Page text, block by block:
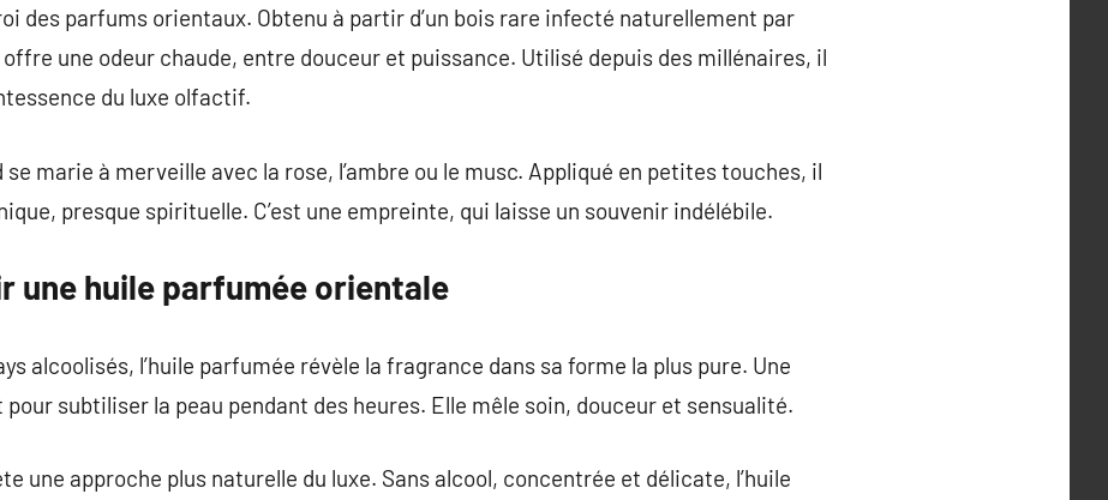
des parfums orientaux. Obtenu à partir d’un bois rare infecté naturellement par
une odeur chaude, entre douceur et puissance. Utilisé depuis des millénaires, il
du luxe olfactif.
marie à merveille avec la rose, l’ambre ou le musc. Appliqué en petites touches, il
presque spirituelle. C’est une empreinte, qui laisse un souvenir indélébile.
une huile parfumée orientale
alcoolisés, l’huile parfumée révèle la fragrance dans sa forme la plus pure. Une
subtiliser la peau pendant des heures. Elle mêle soin, douceur et sensualité.
une approche plus naturelle du luxe. Sans alcool, concentrée et délicate, l’huile